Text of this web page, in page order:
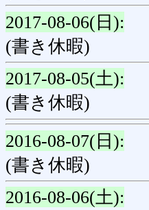
2017-08-06(日):
(書き休暇)
2017-08-05(土):
(書き休暇)
2016-08-07(日):
(書き休暇)
2016-08-06(土):